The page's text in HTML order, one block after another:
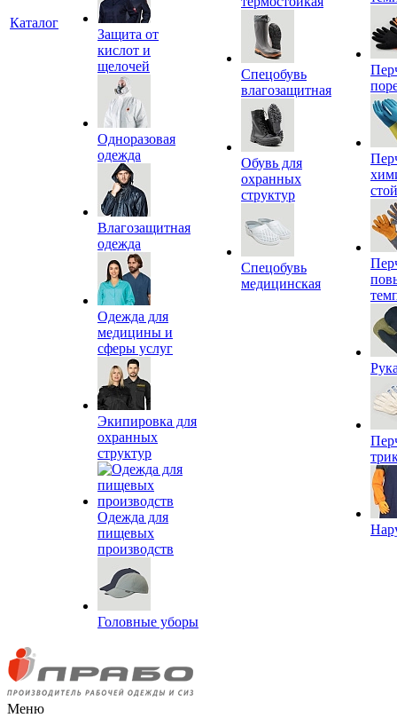
Каталог
Защита от
кислот и
щелочей
Одноразовая
одежда
Влагозащитная
одежда
Одежда для
медицины и
сферы услуг
Экипировка для
охранных
структур
Одежда для
пищевых
производств
Головные уборы
Спецобувь
влагозащитная
Обувь для
охранных
структур
Спецобувь
медицинская
Меню